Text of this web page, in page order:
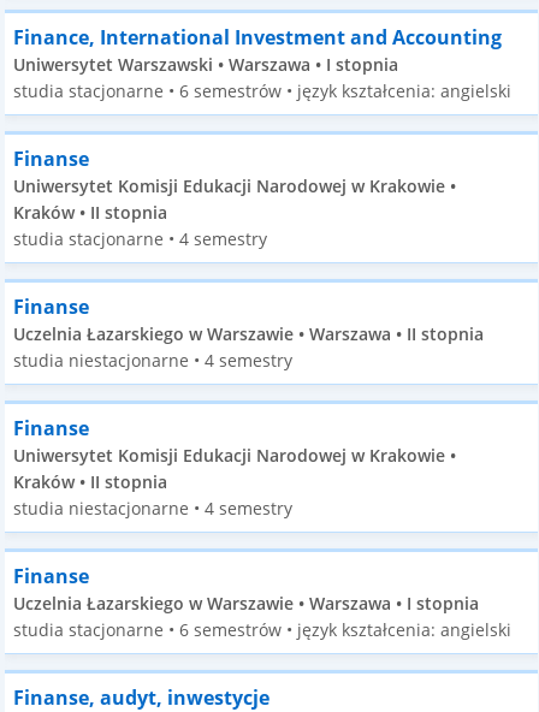
Finance, International Investment and Accounting
Uniwersytet Warszawski • Warszawa • I stopnia
studia stacjonarne • 6 semestrów • język kształcenia: angielski
Finanse
Uniwersytet Komisji Edukacji Narodowej w Krakowie •
Kraków • II stopnia
studia stacjonarne • 4 semestry
Finanse
Uczelnia Łazarskiego w Warszawie • Warszawa • II stopnia
studia niestacjonarne • 4 semestry
Finanse
Uniwersytet Komisji Edukacji Narodowej w Krakowie •
Kraków • II stopnia
studia niestacjonarne • 4 semestry
Finanse
Uczelnia Łazarskiego w Warszawie • Warszawa • I stopnia
studia stacjonarne • 6 semestrów • język kształcenia: angielski
Finanse, audyt, inwestycje